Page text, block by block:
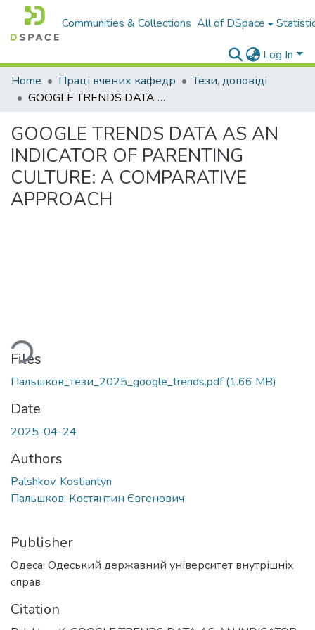
Communities & Collections All of DSpace
Log In
Home
Праці вчених кафедр
Тези, доповіді
GOOGLE TRENDS DATA AS AN INDICATOR OF PARENTING CULTURE: A COMPARATIVE APPROACH
GOOGLE TRENDS DATA AS AN
INDICATOR OF PARENTING
CULTURE: A COMPARATIVE
APPROACH
Files
Пальшков_тези_2025_google_trends.pdf(1.66 MB)
Date
2025-04-24
Authors
Palshkov, Kostiantyn
Пальшков, Костянтин Євгенович
Publisher
Одеса: Одеський державний університет внутрішніх
справ
Citation